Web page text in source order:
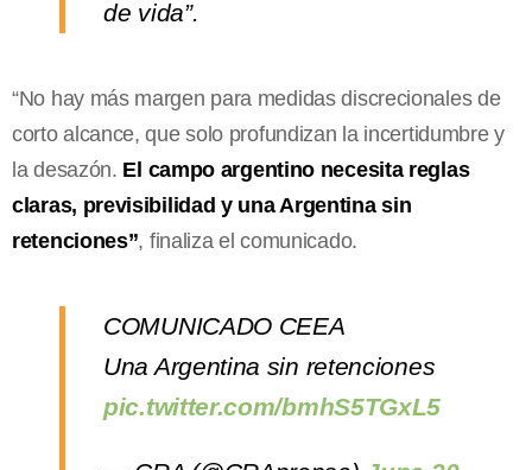
de vida”.
“No hay más margen para medidas discrecionales de
corto alcance, que solo profundizan la incertidumbre y
la desazón. El campo argentino necesita reglas
claras, previsibilidad y una Argentina sin
retenciones”, finaliza el comunicado.
COMUNICADO CEEA
Una Argentina sin retenciones
pic.twitter.com/bmhS5TGxL5